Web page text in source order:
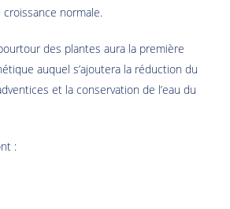
normale.
des plantes aura la première
auquel s’ajoutera la réduction du
et la conservation de l’eau du
: